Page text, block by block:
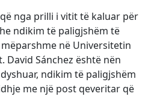
nga prilli i vitit të kaluar për
ndikim të paligjshëm të
në Universitetin
Sánchez është nën
ndikim të paligjshëm
me një post qeveritar që